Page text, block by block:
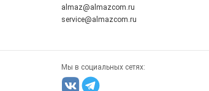
almaz@almazcom.ru
service@almazcom.ru
Мы в социальных сетях: